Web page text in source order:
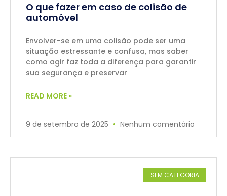
O que fazer em caso de colisão de
automóvel
Envolver-se em uma colisão pode ser uma
situação estressante e confusa, mas saber
como agir faz toda a diferença para garantir
sua segurança e preservar
READ MORE »
9 de setembro de 2025 Nenhum comentário
SEM CATEGORIA